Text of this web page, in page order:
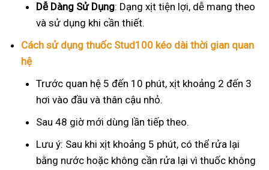
Dễ Dàng Sử Dụng: Dạng xịt tiện lợi, dễ mang theo
và sử dụng khi cần thiết.
Cách sử dụng thuốc Stud100 kéo dài thời gian quan
hệ
Trước quan hệ 5 đến 10 phút, xịt khoảng 2 đến 3
hơi vào đầu và thân cậu nhỏ.
Sau 48 giờ mới dùng lần tiếp theo.
Lưu ý: Sau khi xịt khoảng 5 phút, có thể rửa lại
bằng nước hoặc không cần rửa lại vì thuốc không